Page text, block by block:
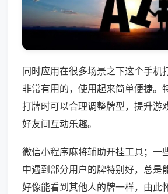
同时应用在很多场景之下这个手机
非常有用的，使用起来简单便捷。
打牌时可以合理调整牌型，提升游
好友间互动乐趣。
微信小程序麻将辅助开挂工具；一
中遇到部分用户的牌特别好，总是
好像能看到其他人的牌一样，由此